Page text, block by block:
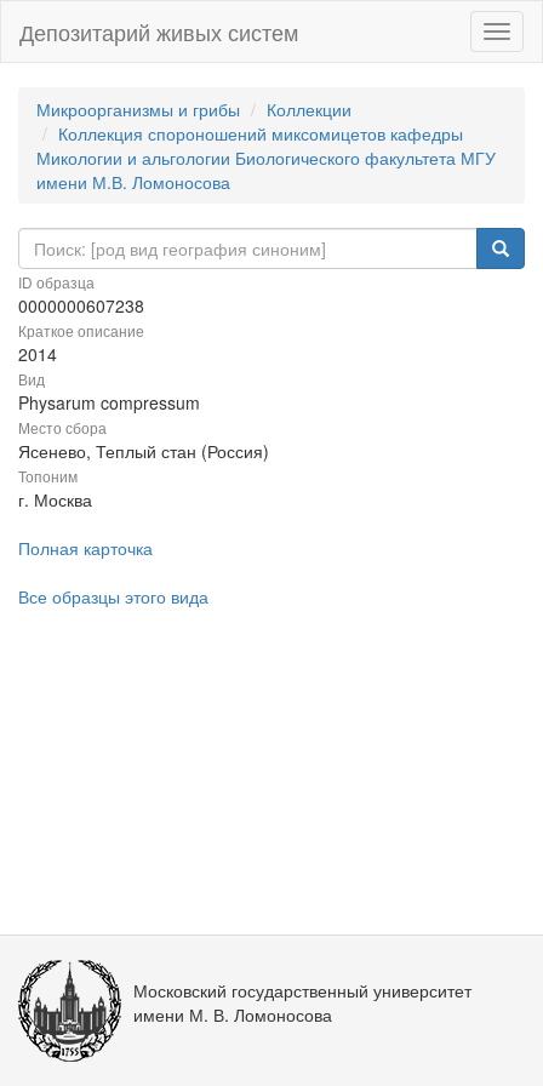
Депозитарий живых систем
Микроорганизмы и грибы
Коллекции
Коллекция спороношений миксомицетов кафедры
Микологии и альгологии Биологического факультета МГУ
имени М.В. Ломоносова
ID образца
0000000607238
Краткое описание
2014
Вид
Physarum compressum
Место сбора
Ясенево, Теплый стан (Россия)
Топоним
г. Москва
Полная карточка
Все образцы этого вида
Московский государственный университет
имени М. В. Ломоносова